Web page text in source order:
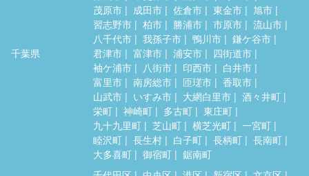
千葉県
茂原市
成田市 佐倉市 東金市
旭市
習志野市
柏市 勝浦市 市原市
流山市
八千代市
我孫子市 鴨川市
鎌ケ谷市
君津市
富津市 浦安市
四街道市
袖ケ浦市
八街市 印西市
白井市
富里市
南房総市 匝瑳市
香取市
山武市
いすみ市 大網白里市
酒々井町
栄町
神崎町 多古町
東庄町
九十九里町
芝山町 横芝光町
一宮町
睦沢町
長生村 白子町 長柄町
長南町
大多喜町
御宿町
鋸南町